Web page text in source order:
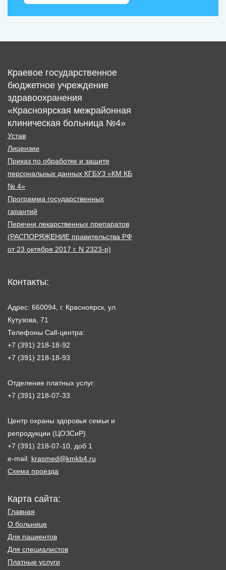
Краевое государственное
бюджетное учреждение
здравоохранения
«Красноярская межрайонная
клиническая больница №4»
Устав
Лицензии
Приказ по обработке и защите
персональных данных КГБУЗ «КМ КБ
№ 4»
Программа государственных
гарантий
Перечни лекарственных препаратов
(РАСПОРЯЖЕНИЕ правительства РФ
от 23 октября 2017 г. N 2323-р)
Контакты:
Адрес: 660094, г. Красноярск, ул.
Кутузова, 71
Телефоны Call-центра:
+7 (391) 218-18-92
+7 (391) 218-18-93
Отделение платных услуг:
+7 (391) 218-07-33
Центр охраны здоровья семьи и
репродукции (ЦОЗСиР)
+7 (391) 218-07-10, доб 1
e-mail: krasmed@kmkb4.ru
Схема проезда
Карта сайта:
Главная
О больнице
Для пациентов
Для специалистов
Платные услуги